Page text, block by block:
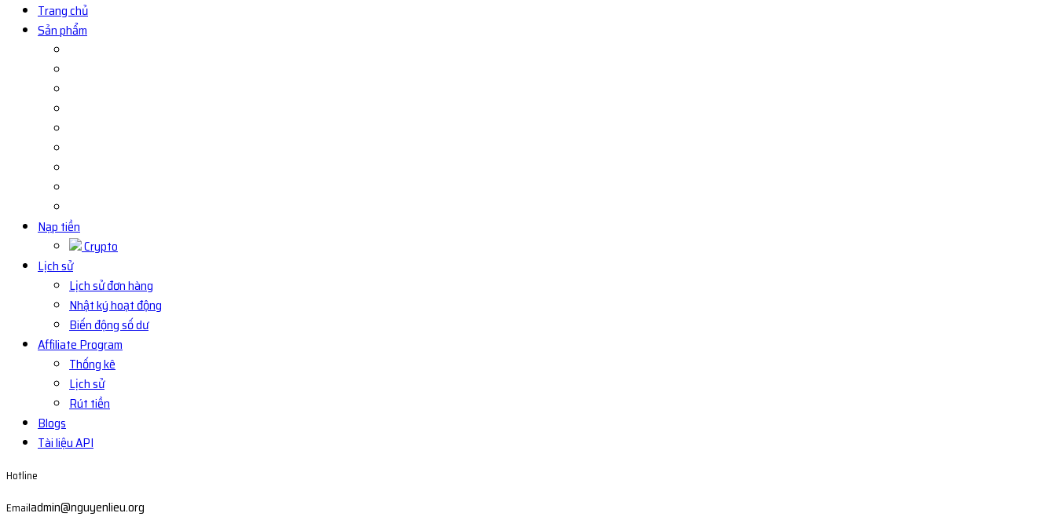
Trang chủ
Sản phẩm
Nạp tiền
Crypto
Lịch sử
Lịch sử đơn hàng
Nhật ký hoạt động
Biến động số dư
Affiliate Program
Thống kê
Lịch sử
Rút tiền
Blogs
Tài liệu API
Hotline
Emailadmin@nguyenlieu.org